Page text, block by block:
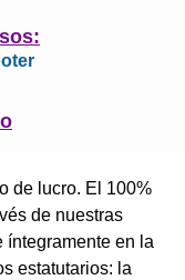
de lucro. El 100%
de nuestras
íntegramente en la
estatutarios: la